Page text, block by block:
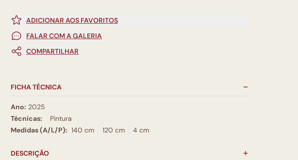
ADICIONAR AOS FAVORITOS
FALAR COM A GALERIA
COMPARTILHAR
FICHA TÉCNICA
Ano: 2025
Técnicas:
Pintura
Medidas (A/L/P): 140 cm 120 cm 4 cm
DESCRIÇÃO